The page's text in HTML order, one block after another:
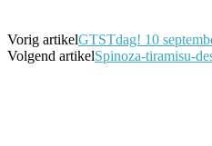
Vorig artikelGTSTdag! 10
Volgend artikelSpinoza-tiramisu-